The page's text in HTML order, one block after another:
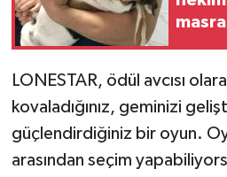
LONESTAR, ödül avcısı
kovaladığınız, geminizi
güçlendirdiğiniz bir oyun.
arasından seçim
Yaşam